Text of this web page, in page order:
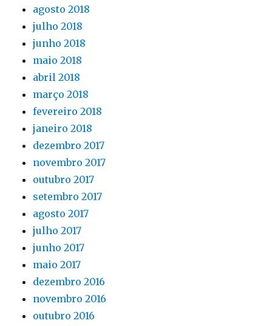
agosto 2018
julho 2018
junho 2018
maio 2018
abril 2018
março 2018
fevereiro 2018
janeiro 2018
dezembro 2017
novembro 2017
outubro 2017
setembro 2017
agosto 2017
julho 2017
junho 2017
maio 2017
dezembro 2016
novembro 2016
outubro 2016